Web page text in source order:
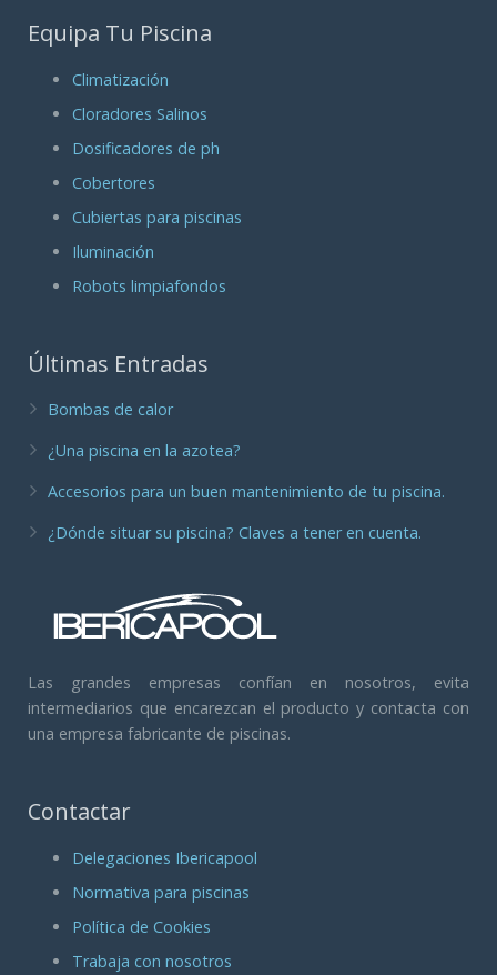
Equipa Tu Piscina
Climatización
Cloradores Salinos
Dosificadores de ph
Cobertores
Cubiertas para piscinas
Iluminación
Robots limpiafondos
Últimas Entradas
Bombas de calor
¿Una piscina en la azotea?
Accesorios para un buen mantenimiento de tu piscina.
¿Dónde situar su piscina? Claves a tener en cuenta.
Las grandes empresas confían en nosotros, evita
intermediarios que encarezcan el producto y contacta con
una empresa fabricante de piscinas.
Contactar
Delegaciones Ibericapool
Normativa para piscinas
Política de Cookies
Trabaja con nosotros